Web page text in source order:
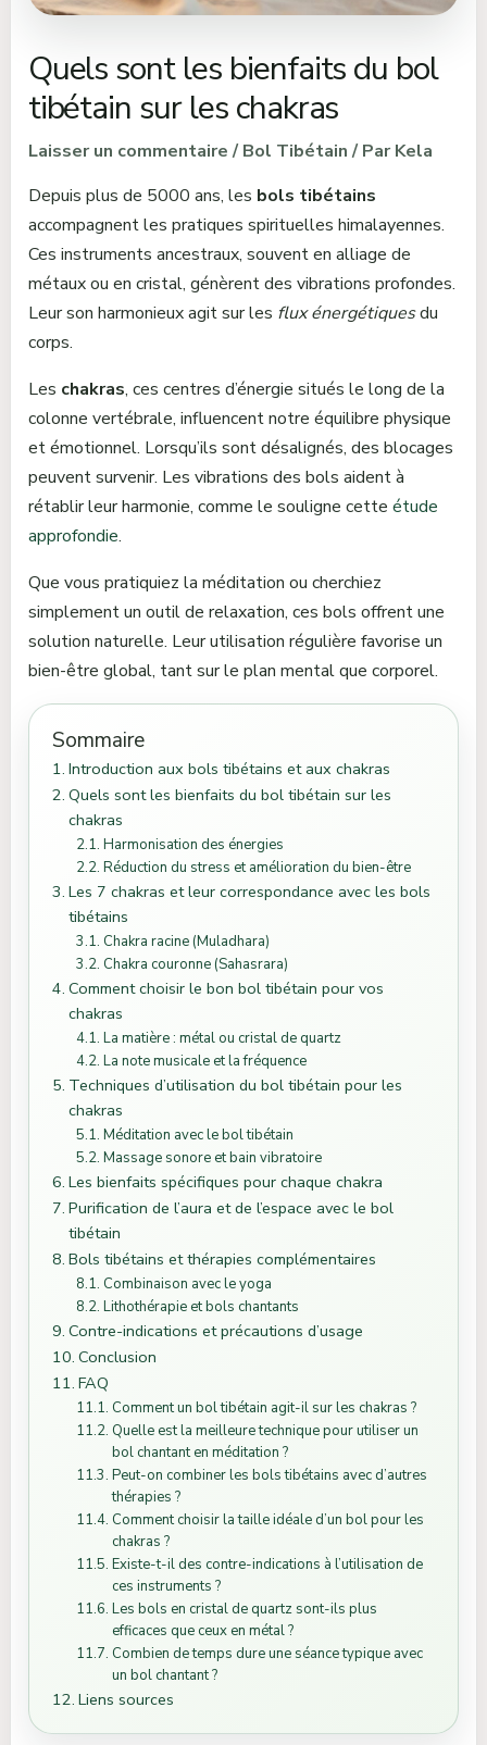
Quels sont les bienfaits du bol
tibétain sur les chakras
Laisser un commentaire /Bol Tibétain/ ParKela
Depuis plus de 5000 ans, les bols tibétains
accompagnent les pratiques spirituelles himalayennes.
Ces instruments ancestraux, souvent en alliage de
métaux ou en cristal, génèrent des vibrations profondes.
Leur son harmonieux agit sur les flux énergétiquesdu
corps.
Les chakras, ces centres d’énergie situés le long de la
colonne vertébrale, influencent notre équilibre physique
et émotionnel. Lorsqu’ils sont désalignés, des blocages
peuvent survenir. Les vibrations des bols aident à
rétablir leur harmonie, comme le souligne cette étude
approfondie.
Que vous pratiquiez la méditation ou cherchiez
simplement un outil de relaxation, ces bols offrent une
solution naturelle. Leur utilisation régulière favorise un
bien-être global, tant sur le plan mental que corporel.
Sommaire
Introduction aux bols tibétains et aux chakras
Quels sont les bienfaits du bol tibétain sur les
chakras
Harmonisation des énergies
Réduction du stress et amélioration du bien-être
Les 7 chakras et leur correspondance avec les bols
tibétains
Chakra racine (Muladhara)
Chakra couronne (Sahasrara)
Comment choisir le bon bol tibétain pour vos
chakras
La matière : métal ou cristal de quartz
La note musicale et la fréquence
Techniques d’utilisation du bol tibétain pour les
chakras
Méditation avec le bol tibétain
Massage sonore et bain vibratoire
Les bienfaits spécifiques pour chaque chakra
Purification de l’aura et de l’espace avec le bol
tibétain
Bols tibétains et thérapies complémentaires
Combinaison avec le yoga
Lithothérapie et bols chantants
Contre-indications et précautions d’usage
Conclusion
FAQ
Comment un bol tibétain agit-il sur les chakras ?
Quelle est la meilleure technique pour utiliser un
bol chantant en méditation ?
Peut-on combiner les bols tibétains avec d’autres
thérapies ?
Comment choisir la taille idéale d’un bol pour les
chakras ?
Existe-t-il des contre-indications à l’utilisation de
ces instruments ?
Les bols en cristal de quartz sont-ils plus
efficaces que ceux en métal ?
Combien de temps dure une séance typique avec
un bol chantant ?
Liens sources